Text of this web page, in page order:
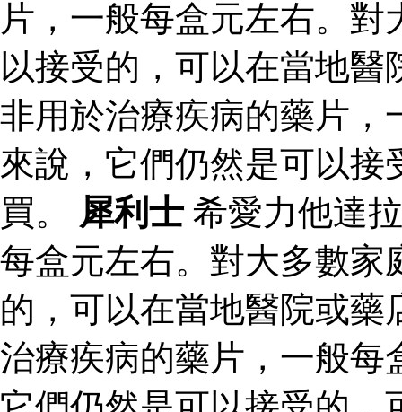
片，一般每盒元左右。
以接受的，可以在當地
非用於治療疾病的藥片，
來說，它們仍然是可以
買。 犀利士 希愛力他達
每盒元左右。對大多數家
的，可以在當地醫院或
治療疾病的藥片，一般每